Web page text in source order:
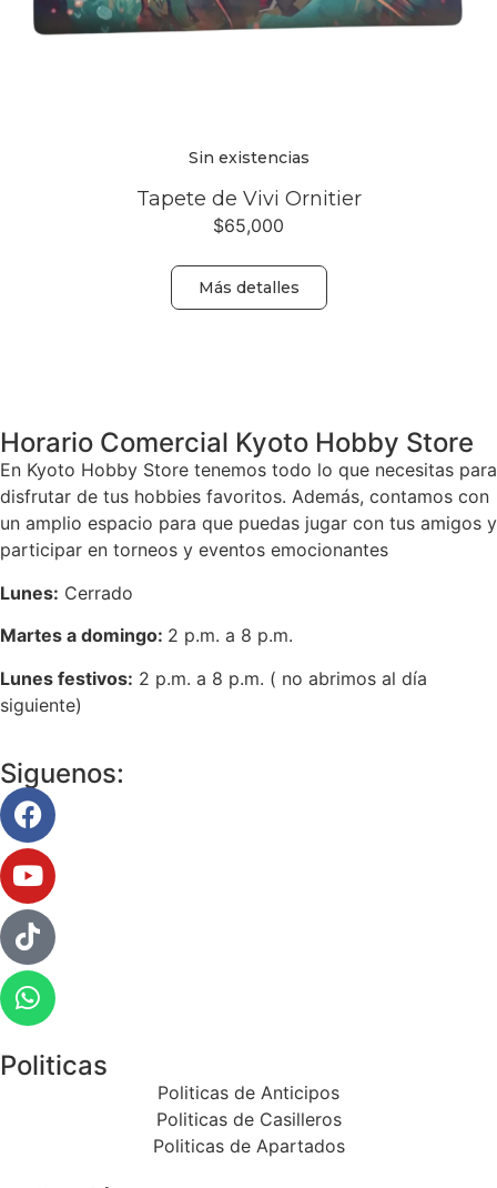
Sin existencias
Tapete de Vivi Ornitier
$65,000
Más detalles
Horario Comercial Kyoto Hobby Store
En Kyoto Hobby Store tenemos todo lo que necesitas para
disfrutar de tus hobbies favoritos. Además, contamos con
un amplio espacio para que puedas jugar con tus amigos y
participar en torneos y eventos emocionantes
Lunes: Cerrado
Martes a domingo: 2 p.m. a 8 p.m.
Lunes festivos: 2 p.m. a 8 p.m. ( no abrimos al día
siguiente)
Siguenos:
Politicas
Politicas de Anticipos
Politicas de Casilleros
Politicas de Apartados